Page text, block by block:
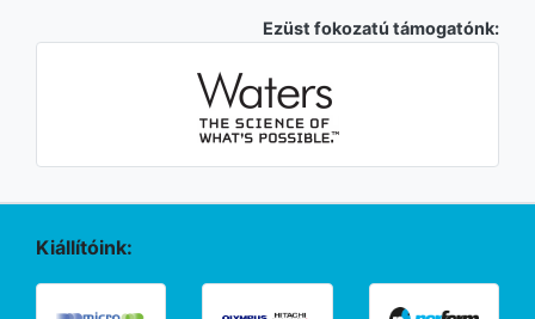
Ezüst fokozatú támogatónk:
Kiállítóink: